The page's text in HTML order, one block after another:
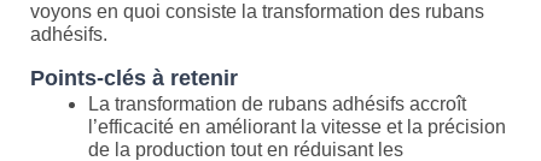
voyons en quoi consiste la transformation des rubans
adhésifs.
Points-clés à retenir
La transformation de rubans adhésifs accroît
l’efficacité en améliorant la vitesse et la précision
de la production tout en réduisant les